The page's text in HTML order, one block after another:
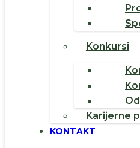
Konkursi
Karijerne
KONTAKT